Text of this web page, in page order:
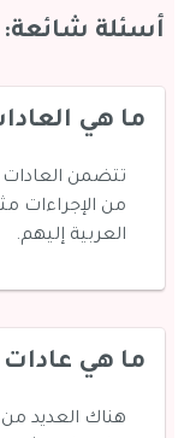
أسئلة شائعة:
ما هي
تتضمن العادات
من الإجراءات
العربية إليهم.
ما هي عادات
هناك العديد من